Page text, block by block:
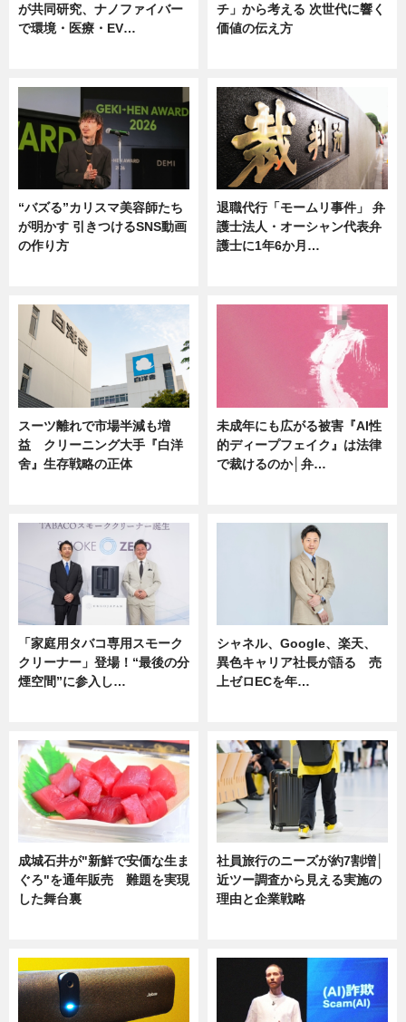
が共同研究、ナノファイバー
で環境・医療・EV…
チ」から考える 次世代に響く
価値の伝え方
“バズる”カリスマ美容師たち
が明かす 引きつけるSNS動画
の作り方
退職代行「モームリ事件」 弁
護士法人・オーシャン代表弁
護士に1年6か月…
スーツ離れで市場半減も増
益 クリーニング大手『白洋
舍』生存戦略の正体
未成年にも広がる被害『AI性
的ディープフェイク』は法律
で裁けるのか│弁…
「家庭用タバコ専用スモーク
クリーナー」登場！“最後の分
煙空間”に参入し…
シャネル、Google、楽天、
異色キャリア社長が語る 売
上ゼロECを年…
成城石井が"新鮮で安価な生ま
ぐろ"を通年販売 難題を実現
した舞台裏
社員旅行のニーズが約7割増│
近ツー調査から見える実施の
理由と企業戦略